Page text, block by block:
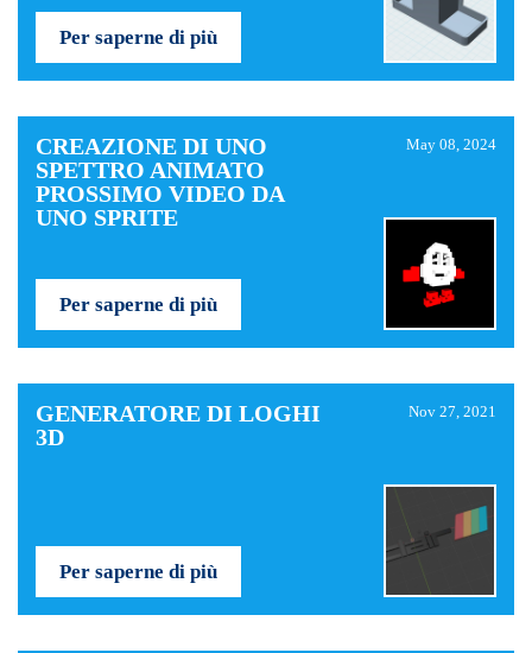
Per saperne di più
CREAZIONE DI UNO
SPETTRO ANIMATO
PROSSIMO VIDEO DA
UNO SPRITE
May 08, 2024
Per saperne di più
GENERATORE DI LOGHI
3D
Nov 27, 2021
Per saperne di più